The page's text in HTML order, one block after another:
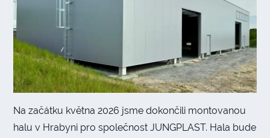
Na začátku května 2026 jsme dokončili montovanou
halu v Hrabyni pro společnost JUNGPLAST. Hala bude